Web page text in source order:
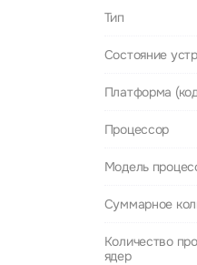
Тип
Состояние
Платформа
Процессор
Модель
Суммарное
Количество
ядер